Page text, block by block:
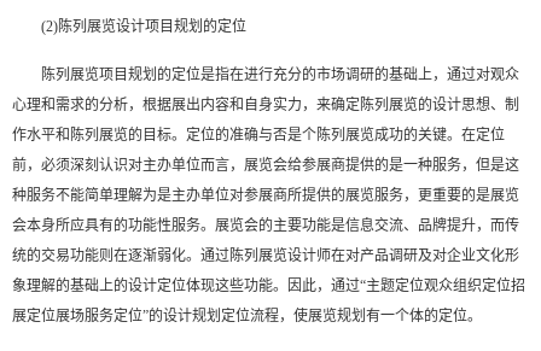
(2)陈列展览设计项目规划的定位
陈列展览项目规划的定位是指在进行充分的市场调研的基础上，通过对观众
心理和需求的分析，根据展出内容和自身实力，来确定陈列展览的设计思想、制
作水平和陈列展览的目标。定位的准确与否是个陈列展览成功的关键。在定位
前，必须深刻认识对主办单位而言，展览会给参展商提供的是一种服务，但是这
种服务不能简单理解为是主办单位对参展商所提供的展览服务，更重要的是展览
会本身所应具有的功能性服务。展览会的主要功能是信息交流、品牌提升，而传
统的交易功能则在逐渐弱化。通过陈列展览设计师在对产品调研及对企业文化形
象理解的基础上的设计定位体现这些功能。因此，通过“主题定位观众组织定位招
展定位展场服务定位”的设计规划定位流程，使展览规划有一个体的定位。